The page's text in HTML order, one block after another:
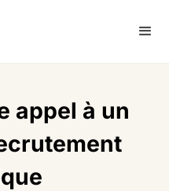
appel à un